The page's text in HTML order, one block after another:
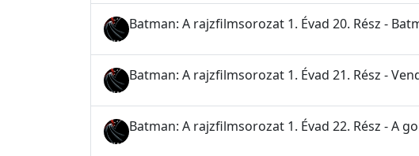
Batman: A rajzfilmsorozat 1. Évad 20. Rész -
Batman: A rajzfilmsorozat 1. Évad 21. Rész -
Batman: A rajzfilmsorozat 1. Évad 22. Rész - A